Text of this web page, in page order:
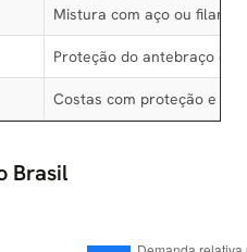
Mistura com aço ou
Proteção do antebraço
Costas com proteção e
Brasil